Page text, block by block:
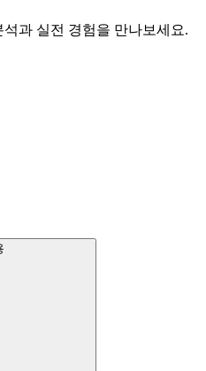
과 실전 경험을 만나보세요.